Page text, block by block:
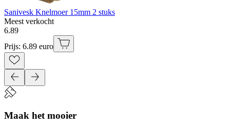
Sanivesk Knelmoer 15mm 2 stuks
Meest verkocht
6.89
Prijs: 6.89 euro
Maak het mooier